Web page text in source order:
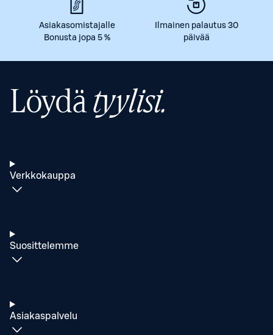
Asiakasomistajalle
Bonusta jopa 5 %
Ilmainen palautus 30
päivää
Löydätyylisi.
Verkkokauppa
Suosittelemme
Asiakaspalvelu